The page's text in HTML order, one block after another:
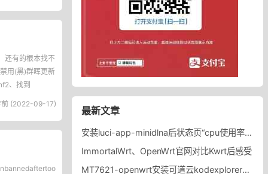
还有的根本找不
用(黑)群晖更新
、找到
(2022-09-17)
最新文章
安装luci-app-minidlna后状态页“cpu使用率“显示虚高，排除过程记录。
ImmortalWrt、OpenWrt官网对比Kwrt后感受
MT7621-openwrt安装可道云kodexplorer轻量化NAS